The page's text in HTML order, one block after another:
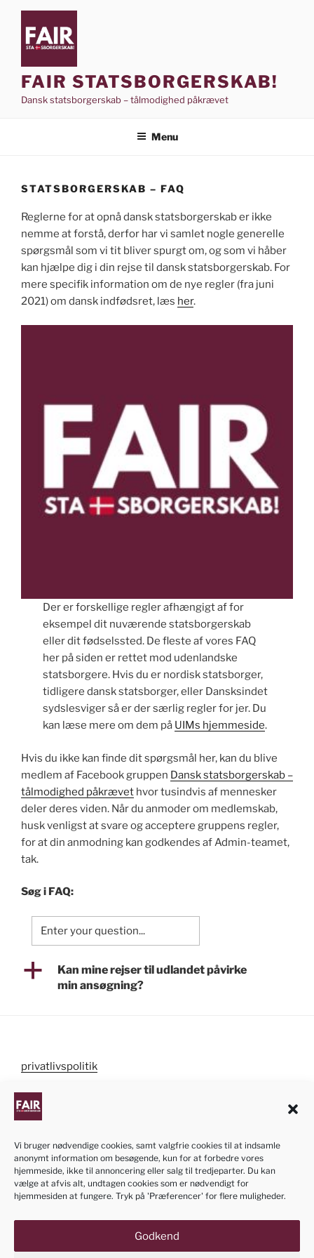
Vi bruger nødvendige cookies, samt valgfrie cookies til at indsamle
anonymt information om besøgende, kun for at forbedre vores
hjemmeside, ikke til annoncering eller salg til tredjeparter. Du kan
vælge at afvis alt, undtagen cookies som er nødvendigt for
hjemmesiden at fungere. Tryk på 'Præferencer' for flere muligheder.
Godkend
Videre
indhold
FAIR STATSBORGERSKAB!
Dansk statsborgerskab – tålmodighed påkrævet
Menu
STATSBORGERSKAB – FAQ
Reglerne for at opnå dansk statsborgerskab er ikke
nemme at forstå, derfor har vi samlet nogle generelle
spørgsmål som vi tit bliver spurgt om, og som vi håber
kan hjælpe dig i din rejse til dansk statsborgerskab. For
mere specifik information om de nye regler (fra juni
2021) om dansk indfødsret, læs her.
Der er forskellige regler afhængigt af for
eksempel dit nuværende statsborgerskab
eller dit fødselssted. De fleste af vores FAQ
her på siden er rettet mod udenlandske
statsborgere. Hvis du er nordisk statsborger,
tidligere dansk statsborger, eller Dansksindet
sydslesviger så er der særlig regler for jer. Du
kan læse mere om dem på UIMs hjemmeside.
Hvis du ikke kan finde dit spørgsmål her, kan du blive
medlem af Facebook gruppen Dansk statsborgerskab –
tålmodighed påkrævet hvor tusindvis af mennesker
deler deres viden. Når du anmoder om medlemskab,
husk venligst at svare og acceptere gruppens regler,
for at din anmodning kan godkendes af Admin-teamet,
tak.
Søg i FAQ:
a
Kan mine rejser til udlandet påvirke
min ansøgning?
privatlivspolitik
cookiepolitik
NB! Informationen om ansøgningen af dansk
statsborgerskab på denne hjemmeside er kun
vejledende. Vi bestræber os til at opdatere siden når
er vedligeholdt med frivillig kraft.